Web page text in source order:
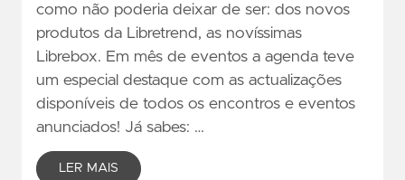
como não poderia deixar de ser: dos novos
produtos da Libretrend, as novíssimas
Librebox. Em mês de eventos a agenda teve
um especial destaque com as actualizações
disponíveis de todos os encontros e eventos
anunciados! Já sabes: …
LER MAIS